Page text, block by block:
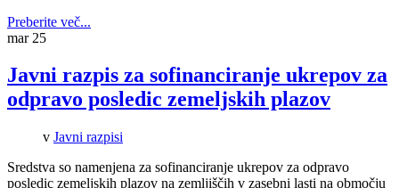
Preberite več...
mar 25
Javni razpis za sofinanciranje ukrepov za
odpravo posledic zemeljskih plazov
v Javni razpisi
Sredstva so namenjena za sofinanciranje ukrepov za odpravo
posledic zemeljskih plazov na zemljiščih v zasebni lasti na območju